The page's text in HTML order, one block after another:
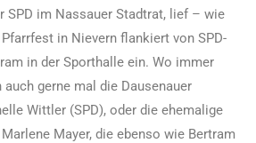
SPD im Nassauer Stadtrat, lief – wie
in Nievern flankiert von SPD-
in der Sporthalle ein. Wo immer
gerne mal die Dausenauer
Wittler (SPD), oder die ehemalige
Mayer, die ebenso wie Bertram